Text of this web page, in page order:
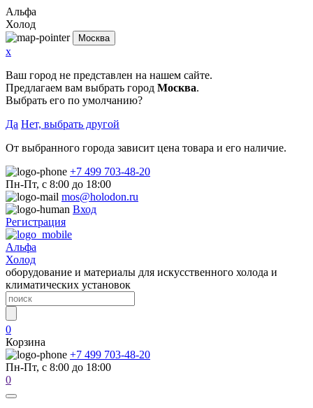
Альфа
Холод
Москва
x
Ваш город не представлен на нашем сайте.
Предлагаем вам выбрать город Москва.
Выбрать его по умолчанию?
Да Нет, выбрать другой
От выбранного города зависит цена товара и его наличие.
+7 499 703-48-20
Пн-Пт, с 8:00 до 18:00
mos@holodon.ru
Вход
Регистрация
Альфа
Холод
оборудование и материалы для искусственного холода и
климатических установок
0
Корзина
+7 499 703-48-20
Пн-Пт, с 8:00 до 18:00
0